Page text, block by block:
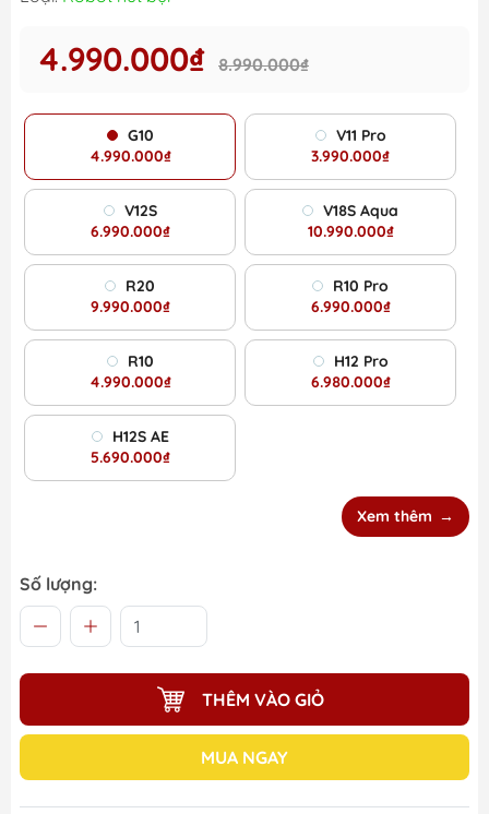
4.990.000₫ 8.990.000₫
G10
4.990.000₫
V11 Pro
3.990.000₫
V12S
6.990.000₫
V18S Aqua
10.990.000₫
R20
9.990.000₫
R10 Pro
6.990.000₫
R10
4.990.000₫
H12 Pro
6.980.000₫
H12S AE
5.690.000₫
Xem thêm
Số lượng:
THÊM VÀO GIỎ
MUA NGAY